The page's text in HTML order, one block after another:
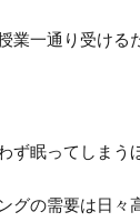
一通り受け
眠ってしまう
の需要は日々